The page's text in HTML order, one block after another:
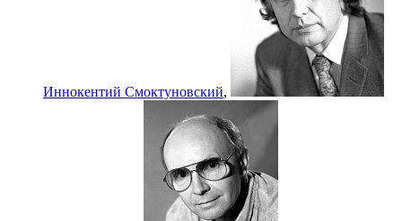
Иннокентий Смоктуновский,